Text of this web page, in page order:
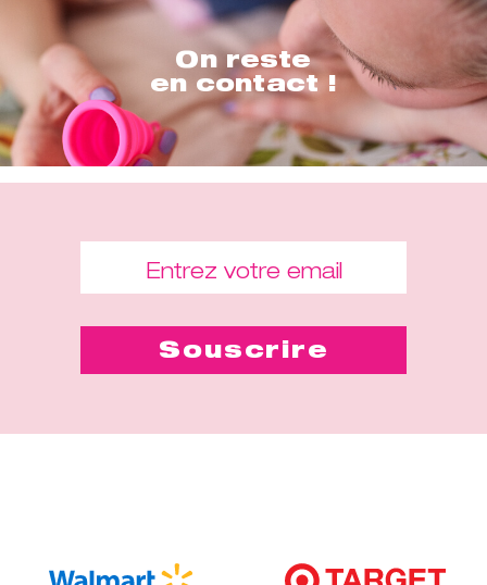
On reste
en contact !